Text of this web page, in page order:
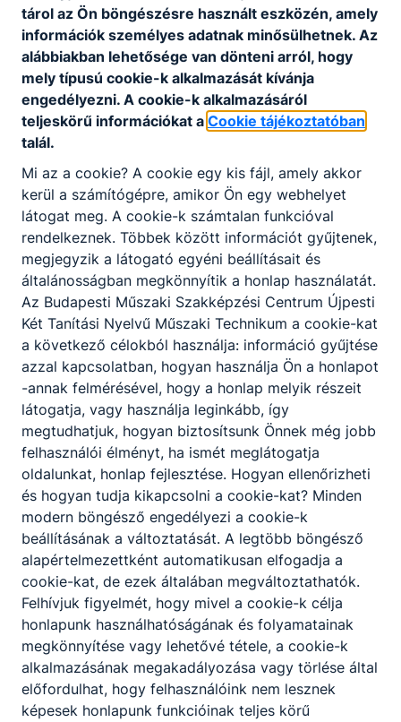
Eredményekben gazdag tanévet
zártunk
A 2025/2026-os tanév végén iskolánk több
fontos eseménnyel zárta az évet.
2026. jún. 30.
Kheiron küldetés
ókor történeti verseny
2026. jún. 7.
tárol az Ön böngészésre használt eszközén, amely
információk személyes adatnak minősülhetnek. Az
alábbiakban lehetősége van dönteni arról, hogy
mely típusú cookie-k alkalmazását kívánja
engedélyezni. A cookie-k alkalmazásáról
teljeskörű információkat a Cookie tájékoztatóban
talál.
Mi az a cookie? A cookie egy kis fájl, amely akkor
kerül a számítógépre, amikor Ön egy webhelyet
látogat meg. A cookie-k számtalan funkcióval
rendelkeznek. Többek között információt gyűjtenek,
megjegyzik a látogató egyéni beállításait és
általánosságban megkönnyítik a honlap használatát.
Az Budapesti Műszaki Szakképzési Centrum Újpesti
Két Tanítási Nyelvű Műszaki Technikum a cookie-kat
a következő célokból használja: információ gyűjtése
azzal kapcsolatban, hogyan használja Ön a honlapot
-annak felmérésével, hogy a honlap melyik részeit
látogatja, vagy használja leginkább, így
megtudhatjuk, hogyan biztosítsunk Önnek még jobb
felhasználói élményt, ha ismét meglátogatja
oldalunkat, honlap fejlesztése. Hogyan ellenőrizheti
és hogyan tudja kikapcsolni a cookie-kat? Minden
modern böngésző engedélyezi a cookie-k
beállításának a változtatását. A legtöbb böngésző
alapértelmezettként automatikusan elfogadja a
cookie-kat, de ezek általában megváltoztathatók.
Felhívjuk figyelmét, hogy mivel a cookie-k célja
honlapunk használhatóságának és folyamatainak
megkönnyítése vagy lehetővé tétele, a cookie-k
alkalmazásának megakadályozása vagy törlése által
előfordulhat, hogy felhasználóink nem lesznek
képesek honlapunk funkcióinak teljes körű